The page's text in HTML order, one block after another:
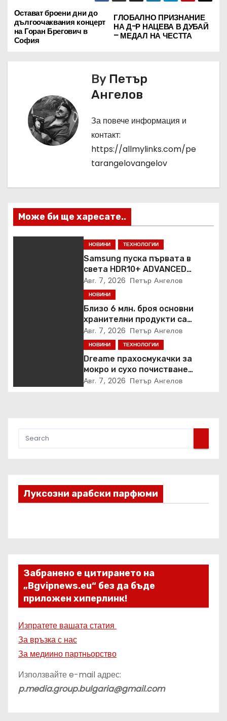
Н
а
в
я
ГЛОБАЛНО ПРИЗНАНИЕ
НА Д-Р НАЦЕВА В ДУБАЙ
– МЕДАЛ НА ЧЕСТТА
Остават броени дни до
дългоочаквания концерт
на Горан Брегович в
София
By Петър
Ангелов
За повече информация и
контакт:
https://allmylinks.com/pe
tarangelovangelov
Може би ще харесате..
НОВИНИ ТЕХНОЛОГИИ
Samsung пуска първата в
света HDR10+ ADVANCED
стрийминг услуга в Prime
Video
Авг. 7, 2026 Петър Ангелов
НОВИНИ
Близо 6 млн. броя основни
хранителни продукти са
закупени от „Кошница с
грижа“ в Kaufland от старта на
кампанията
Авг. 7, 2026 Петър Ангелов
НОВИНИ ТЕХНОЛОГИИ
Dreame прахосмукачки за
мокро и сухо почистване
надхвърлиха 2 000 патентни
Авг. 7, 2026 Петър Ангелов
Луксозни арабски парфюми
Забранено е цитирането на
„Bgvipnews.eu“ без да бъде
приложен хиперлинк!
Изпратете вашата статия
За връзка с нас
За медиино партньорство
Използвайте e-mail адрес:
p.media.group.bulgaria@gmail.com